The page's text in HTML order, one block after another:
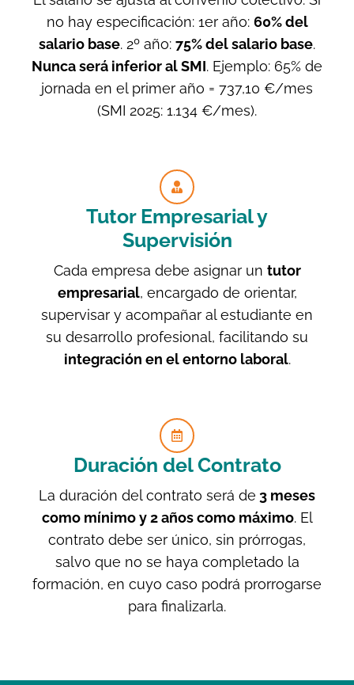
no hay especificación: 1er año: 60% del
salario base. 2º año: 75% del salario base.
Nunca será inferior al SMI. Ejemplo: 65% de
jornada en el primer año = 737,10 €/mes
(SMI 2025: 1.134 €/mes).
Tutor Empresarial y
Supervisión
Cada empresa debe asignar un tutor
empresarial, encargado de orientar,
supervisar y acompañar al estudiante en
su desarrollo profesional, facilitando su
integración en el entorno laboral.
Duración del Contrato
La duración del contrato será de 3 meses
como mínimo y 2 años como máximo. El
contrato debe ser único, sin prórrogas,
salvo que no se haya completado la
formación, en cuyo caso podrá prorrogarse
para finalizarla.